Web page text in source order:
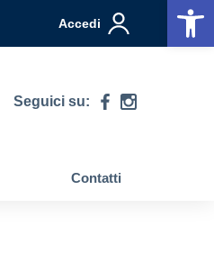
Accedi
Seguici su:
Contatti